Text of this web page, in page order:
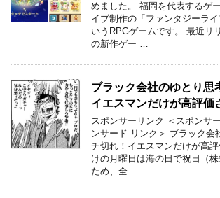
めました。 福岡を代表するゲ
イブ制作の「ファンタジーラ
いうRPGゲームです。 最近リ
の新作ゲー …
ブラック会社のゆとり思
イエスマンだけが高評
スポンサーリンク ＜スポンサ
ンサード リンク＞ ブラック会
チ切れ！イエスマンだけが高
けの月曜日は海の日で祝日（
ため、全 …